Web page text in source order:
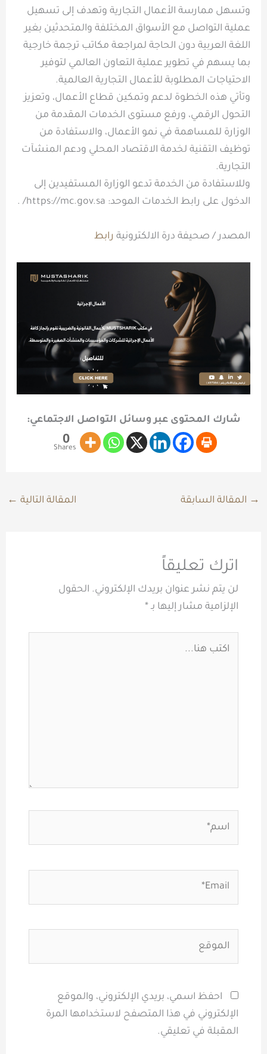
وتسهل ممارسة الأعمال التجارية وتهدف إلى تسهيل
عملية التواصل مع الأسواق المختلفة والمتحدثين بغير
اللغة العربية دون الحاجة لمراجعة مكاتب ترجمة خارجية
بما يسهم في تطوير عملية التعاون العالمي لتوفير
الاحتياجات المطلوبة للأعمال التجارية العالمية.
وتأتي هذه الخطوة لدعم وتمكين قطاع الأعمال، وتعزيز
التحول الرقمي، ورفع مستوى الخدمات المقدمة من
الوزارة للمساهمة في نمو الأعمال، والاستفادة من
توظيف التقنية لخدمة الاقتصاد المحلي ودعم المنشآت
التجارية.
وللاستفادة من الخدمة تدعو الوزارة المستفيدين إلى
الدخول على رابط الخدمات الموحد: https://mc.gov.sa/ .
المصدر / صحيفة درة الالكترونيةرابط
شارك المحتوى عبر وسائل التواصل الاجتماعي:
0
Shares
→ المقالة السابقة المقالة التالية ←
اترك تعليقاً
لن يتم نشر عنوان بريدك الإلكتروني. الحقول
الإلزامية مشار إليها بـ*
احفظ اسمي، بريدي الإلكتروني، والموقع
الإلكتروني في هذا المتصفح لاستخدامها المرة
المقبلة في تعليقي.